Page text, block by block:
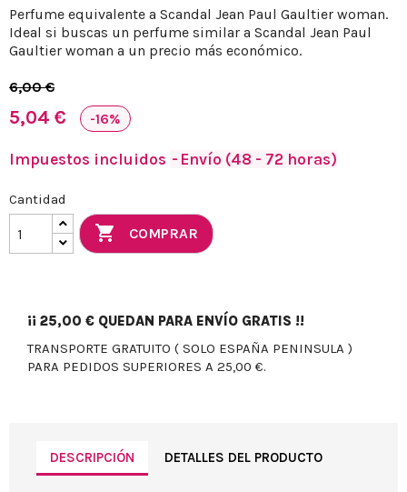
Perfume equivalente a Scandal Jean Paul Gaultier woman.
Ideal si buscas un perfume similar a Scandal Jean Paul
Gaultier woman a un precio más económico.
6,00 €
5,04 € -16%
Impuestos incluidos Envío (48 - 72 horas)
Cantidad
 COMPRAR
¡¡ 25,00 € QUEDAN PARA ENVÍO GRATIS !!
TRANSPORTE GRATUITO ( SOLO ESPAÑA PENINSULA )
PARA PEDIDOS SUPERIORES A 25,00 €.
DESCRIPCIÓN DETALLES DEL PRODUCTO